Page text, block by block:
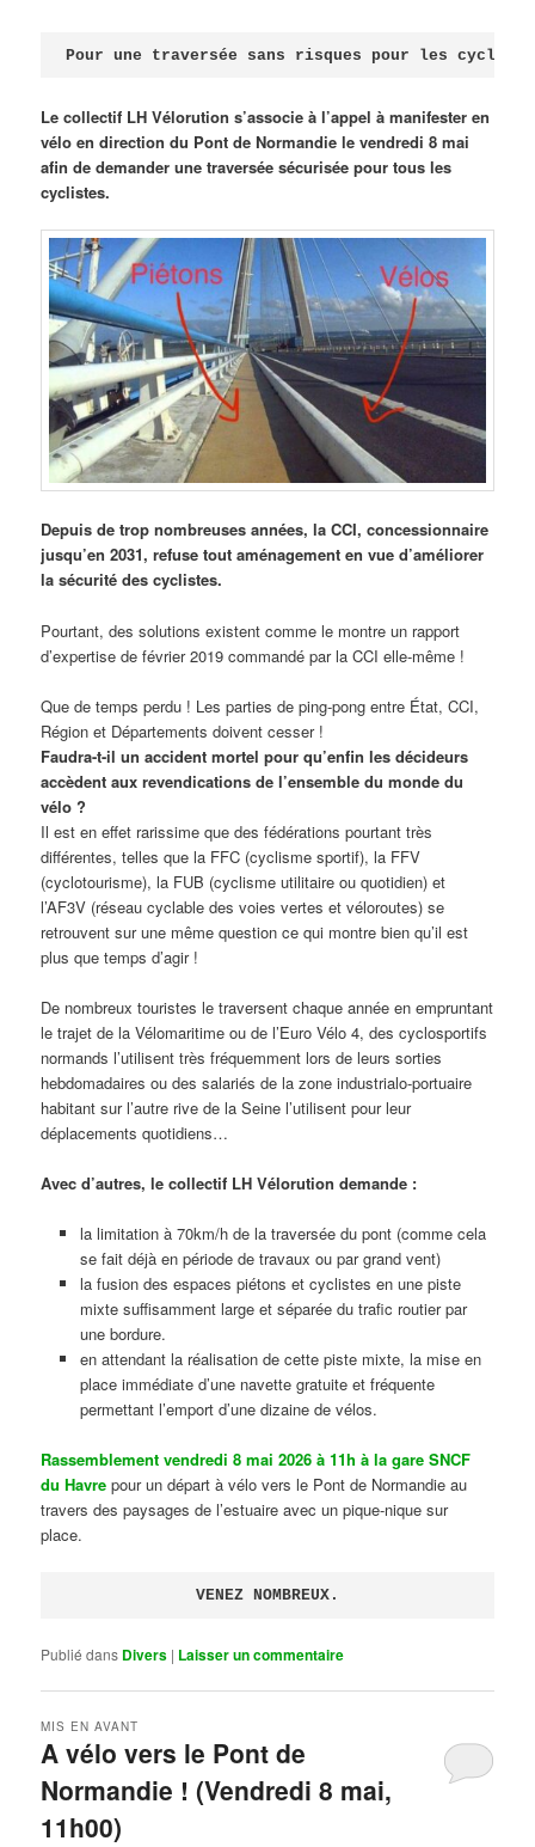
Pour une traversée sans risques pour les
Le collectif LH Vélorution s’associe à l’appel à manifester en
vélo en direction du Pont de Normandie le vendredi 8 mai
afin de demander une traversée sécurisée pour tous les
cyclistes.
Depuis de trop nombreuses années, la CCI, concessionnaire
jusqu’en 2031, refuse tout aménagement en vue d’améliorer
la sécurité des cyclistes.
Pourtant, des solutions existent comme le montre un rapport
d’expertise de février 2019 commandé par la CCI elle-même !
Que de temps perdu ! Les parties de ping-pong entre État, CCI,
Région et Départements doivent cesser !
Faudra-t-il un accident mortel pour qu’enfin les décideurs
accèdent aux revendications de l’ensemble du monde du
vélo ?
Il est en effet rarissime que des fédérations pourtant très
différentes, telles que la FFC (cyclisme sportif), la FFV
(cyclotourisme), la FUB (cyclisme utilitaire ou quotidien) et
l’AF3V (réseau cyclable des voies vertes et véloroutes) se
retrouvent sur une même question ce qui montre bien qu’il est
plus que temps d’agir !
De nombreux touristes le traversent chaque année en empruntant
le trajet de la Vélomaritime ou de l’Euro Vélo 4, des cyclosportifs
normands l’utilisent très fréquemment lors de leurs sorties
hebdomadaires ou des salariés de la zone industrialo-portuaire
habitant sur l’autre rive de la Seine l’utilisent pour leur
déplacements quotidiens…
Avec d’autres, le collectif LH Vélorution demande :
la limitation à 70km/h de la traversée du pont (comme cela
se fait déjà en période de travaux ou par grand vent)
la fusion des espaces piétons et cyclistes en une piste
mixte suffisamment large et séparée du trafic routier par
une bordure.
en attendant la réalisation de cette piste mixte, la mise en
place immédiate d’une navette gratuite et fréquente
permettant l’emport d’une dizaine de vélos.
Rassemblement vendredi 8 mai 2026 à 11h à la gare SNCF
du Havre pour un départ à vélo vers le Pont de Normandie au
travers des paysages de l’estuaire avec un pique-nique sur
place.
VENEZ NOMBREUX.
Publié dans Divers | Laisser un commentaire
A vélo vers le Pont de
Normandie ! (Vendredi 8 mai,
11h00)
MIS EN AVANT